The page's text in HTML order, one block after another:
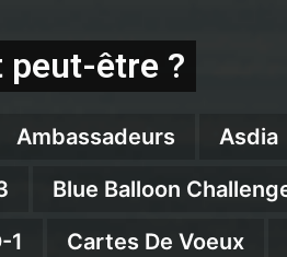
peut-être ?
Ambassadeurs Asdia
Blue Balloon
1 Cartes De Voeux